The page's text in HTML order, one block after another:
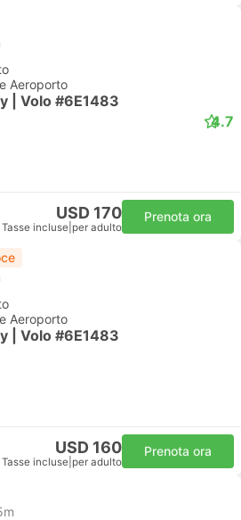
Aeroporto
| Volo #6E1483
4.7
USD 170
Tasse incluse per adulto
Prenota ora
Aeroporto
| Volo #6E1483
USD 160
Tasse incluse per adulto
Prenota ora